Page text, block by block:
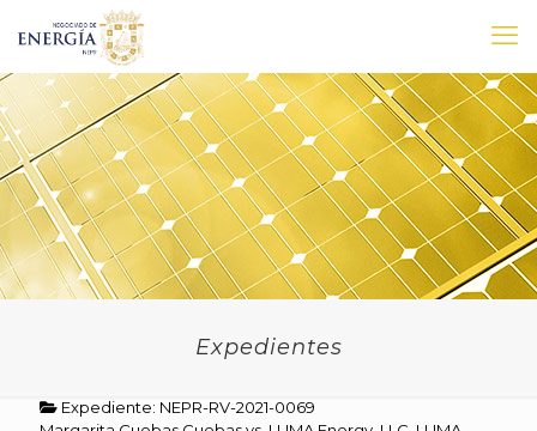
Expedientes
Expediente: NEPR-RV-2021-0069